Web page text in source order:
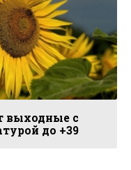
выходные с
до +39